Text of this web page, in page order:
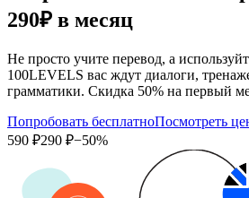
290₽ в месяц
Не просто учите перевод, а
100LEVELS вас ждут диалоги,
грамматики. Скидка 50% на первый
Попробовать бесплатноПосмотреть
590 ₽290 ₽−50%